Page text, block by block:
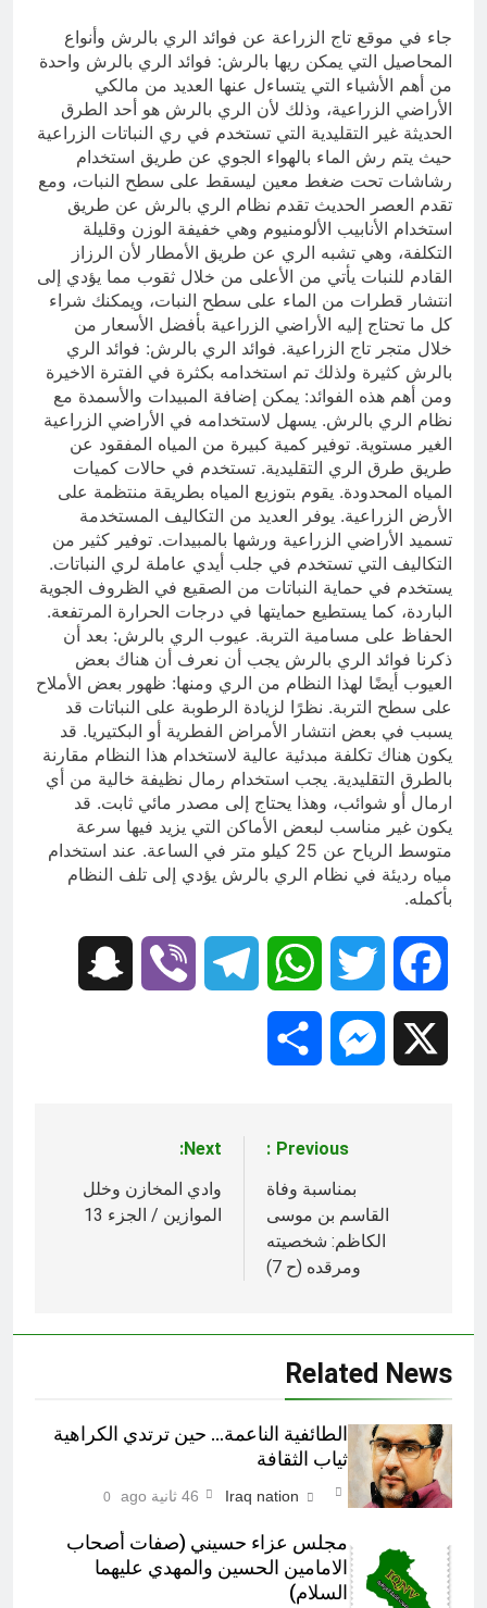
جاء في موقع تاج الزراعة عن فوائد الري بالرش وأنواع
المحاصيل التي يمكن ريها بالرش: فوائد الري بالرش واحدة
من أهم الأشياء التي يتساءل عنها العديد من مالكي
الأراضي الزراعية، وذلك لأن الري بالرش هو أحد الطرق
الحديثة غير التقليدية التي تستخدم في ري النباتات الزراعية
حيث يتم رش الماء بالهواء الجوي عن طريق استخدام
رشاشات تحت ضغط معين ليسقط على سطح النبات، ومع
تقدم العصر الحديث تقدم نظام الري بالرش عن طريق
استخدام الأنابيب الألومنيوم وهي خفيفة الوزن وقليلة
التكلفة، وهي تشبه الري عن طريق الأمطار لأن الرزاز
القادم للنبات يأتي من الأعلى من خلال ثقوب مما يؤدي إلى
انتشار قطرات من الماء على سطح النبات، ويمكنك شراء
كل ما تحتاج إليه الأراضي الزراعية بأفضل الأسعار من
خلال متجر تاج الزراعية. فوائد الري بالرش: فوائد الري
بالرش كثيرة ولذلك تم استخدامه بكثرة في الفترة الاخيرة
ومن أهم هذه الفوائد: يمكن إضافة المبيدات والأسمدة مع
نظام الري بالرش. يسهل لاستخدامه في الأراضي الزراعية
الغير مستوية. توفير كمية كبيرة من المياه المفقود عن
طريق طرق الري التقليدية. تستخدم في حالات كميات
المياه المحدودة. يقوم بتوزيع المياه بطريقة منتظمة على
الأرض الزراعية. يوفر العديد من التكاليف المستخدمة
تسميد الأراضي الزراعية ورشها بالمبيدات. توفير كثير من
التكاليف التي تستخدم في جلب أيدي عاملة لري النباتات.
يستخدم في حماية النباتات من الصقيع في الظروف الجوية
الباردة، كما يستطيع حمايتها في درجات الحرارة المرتفعة.
الحفاظ على مسامية التربة. عيوب الري بالرش: بعد أن
ذكرنا فوائد الري بالرش يجب أن نعرف أن هناك بعض
العيوب أيضًا لهذا النظام من الري ومنها: ظهور بعض الأملاح
على سطح التربة. نظرًا لزيادة الرطوبة على النباتات قد
يسبب في بعض انتشار الأمراض الفطرية أو البكتيريا. قد
يكون هناك تكلفة مبدئية عالية لاستخدام هذا النظام مقارنة
بالطرق التقليدية. يجب استخدام رمال نظيفة خالية من أي
ارمال أو شوائب، وهذا يحتاج إلى مصدر مائي ثابت. قد
يكون غير مناسب لبعض الأماكن التي يزيد فيها سرعة
متوسط الرياح عن 25 كيلو متر في الساعة. عند استخدام
مياه رديئة في نظام الري بالرش يؤدي إلى تلف النظام
بأكمله.
Facebook
Twitter
WhatsApp
Telegram
Viber
Messenger
المقالات
Previous:
بمناسبة وفاة
القاسم بن موسى
الكاظم: شخصيته
ومرقده (ح 7)
Next:
وادي المخازن وخلل
الموازين / الجزء 13
Related News
الطائفية الناعمة… حين ترتدي الكراهية
ثياب الثقافة
Iraq nation 46 ثانية ago 0
مجلس عزاء حسيني (صفات أصحاب
الامامين الحسين والمهدي عليهما
السلام)